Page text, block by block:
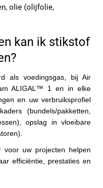
olie (olijfolie,
kan ik stikstof
als voedingsgas, bij Air
ALIGAL™ 1 en in elke
en uw verbruiksprofiel
(bundels/pakketten,
opslag in vloeibare
voor uw projecten helpen
efficiëntie, prestaties en